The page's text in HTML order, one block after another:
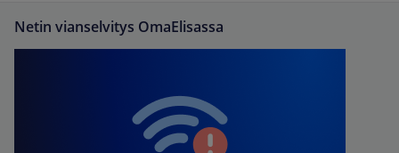
Netin vianselvitys OmaElisassa